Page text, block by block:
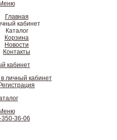
Меню
Главная
кабинет
Каталог
Корзина
Новости
Контакты
кабинет
личный кабинет
Регистрация
Меню
350-36-06